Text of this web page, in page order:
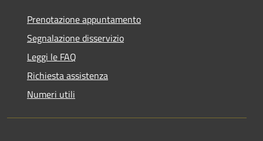
Prenotazione appuntamento
Segnalazione disservizio
Leggi le FAQ
Richiesta assistenza
Numeri utili